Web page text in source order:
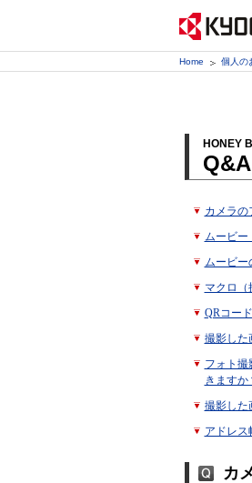
Home 個人の
HONEY
カメラの
ムービー
ムービー
マクロ（
QRコー
撮影した
フォト撮
きますか
撮影した
アドレス
カ